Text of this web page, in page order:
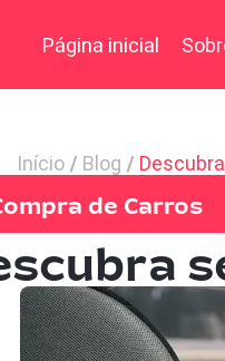
Página inicial
Início Blog
de Carros